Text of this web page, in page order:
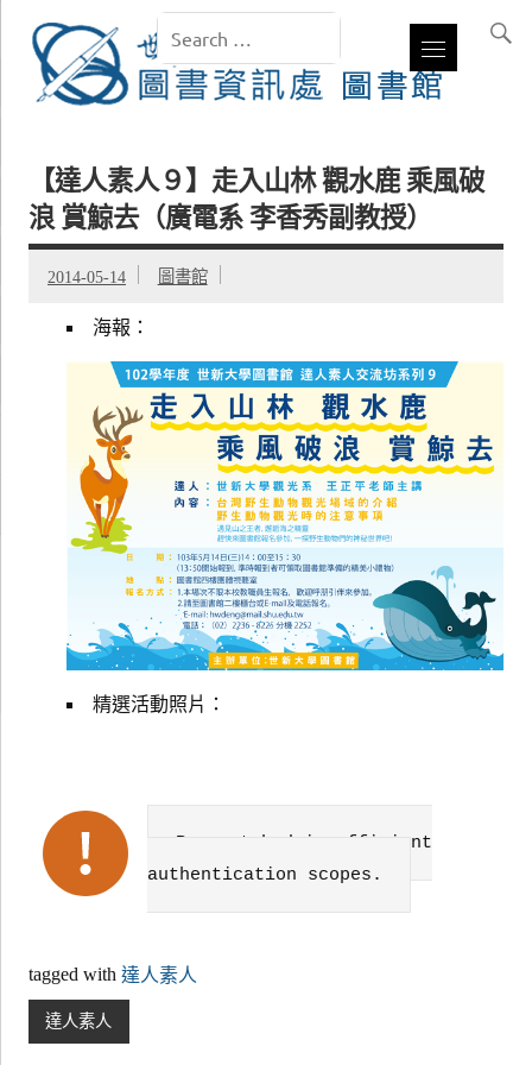
【達人素人９】走入山林 觀水鹿 乘風破
浪 賞鯨去（廣電系 李香秀副教授）
2014-05-14 圖書館
海報：
精選活動照片：
Failed to get data. Error:
Request had insufficient
authentication scopes.
tagged with 達人素人
達人素人